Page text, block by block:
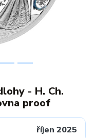
- H. Ch.
proof
říjen 2025